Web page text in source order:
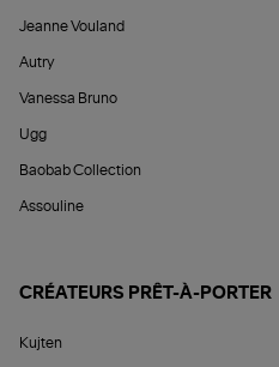
Jeanne Vouland
Autry
Vanessa Bruno
Ugg
Baobab Collection
Assouline
CRÉATEURS PRÊT-À-PORTER
Kujten